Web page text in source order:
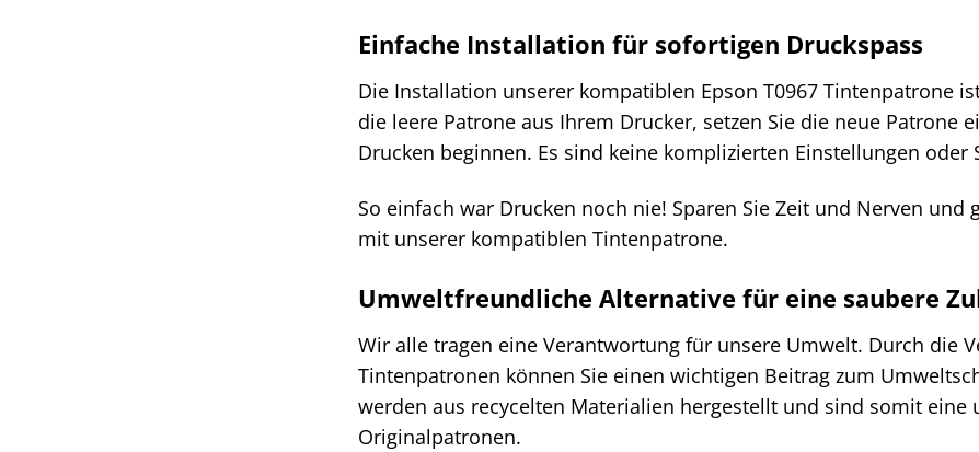
Einfache Installation für sofortigen Druckspass
Die Installation unserer kompatiblen Epson T0967 Tintenpatrone
die leere Patrone aus Ihrem Drucker, setzen Sie die neue Patrone
Drucken beginnen. Es sind keine komplizierten Einstellungen
So einfach war Drucken noch nie! Sparen Sie Zeit und Nerven und
mit unserer kompatiblen Tintenpatrone.
Umweltfreundliche Alternative für eine saubere
Wir alle tragen eine Verantwortung für unsere Umwelt. Durch die
Tintenpatronen können Sie einen wichtigen Beitrag zum
werden aus recycelten Materialien hergestellt und sind somit
Originalpatronen.